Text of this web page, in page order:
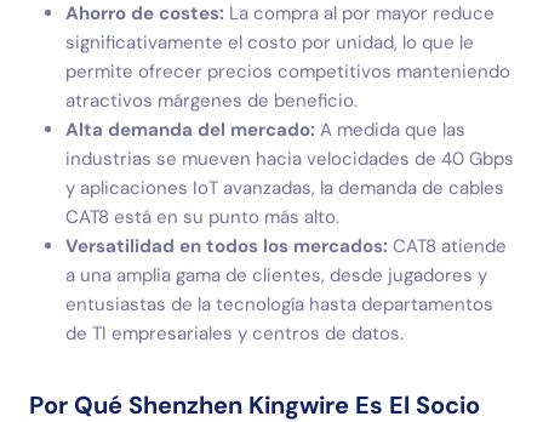
Ahorro de costes: La compra al por mayor reduce
significativamente el costo por unidad, lo que le
permite ofrecer precios competitivos manteniendo
atractivos márgenes de beneficio.
Alta demanda del mercado: A medida que las
industrias se mueven hacia velocidades de 40 Gbps
y aplicaciones IoT avanzadas, la demanda de cables
CAT8 está en su punto más alto.
Versatilidad en todos los mercados: CAT8 atiende
a una amplia gama de clientes, desde jugadores y
entusiastas de la tecnología hasta departamentos
de TI empresariales y centros de datos.
Por Qué Shenzhen Kingwire Es El Socio